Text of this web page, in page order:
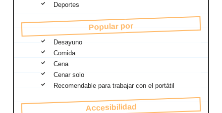
Deportes
Popular por
Desayuno
Comida
Cena
Cenar solo
Recomendable para trabajar con el portátil
Accesibilidad